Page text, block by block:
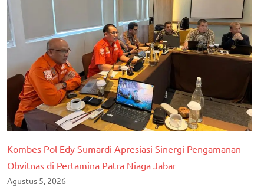
Kombes Pol Edy Sumardi Apresiasi Sinergi Pengamanan
Obvitnas di Pertamina Patra Niaga Jabar
Agustus 5, 2026